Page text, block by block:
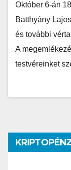
Október 6-án
Batthyány
és további
A
testvéreinket